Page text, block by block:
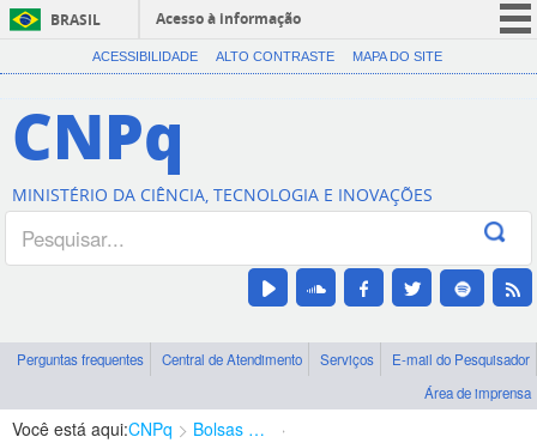
BRASIL
Acesso à informação
CORONAVÍRUS (COVID-19)
Canais
ACESSIBILIDADE ALTO CONTRASTE MAPA DO SITE
CNPq
MINISTÉRIO DA CIÊNCIA, TECNOLOGIA E INOVAÇÕES
Perguntas frequentes Central de Atendimento Serviços
E-mail do Pesquisador
Área de imprensa
Você está aqui:CNPq Bolsas e Auxílios Vigentes